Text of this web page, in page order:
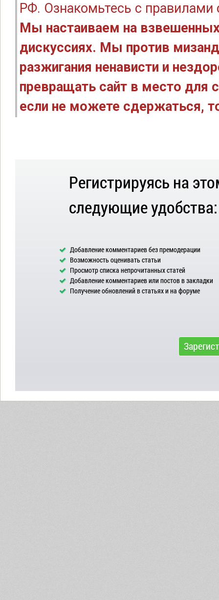
РФ. Ознакомьтесь с правилами
Мы настаиваем на
дискуссиях. Мы против
разжигания ненависти и
превращать сайт в место для
если не можете сдержаться,
Регистрируясь на
следующие удобства:
Добавление комментариев без премодерации
Возможность оценивать статьи
Просмотр списка непрочитанных статей
Добавление комментариев или постов в закладки
Получение обновлений в статьях и на форуме